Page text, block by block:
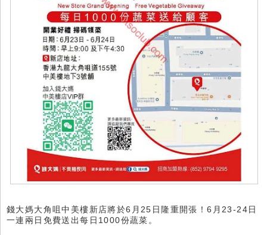
錢大媽大角咀中美樓新店將於6月25日隆重開張！6月23-24日
一連兩日免費送出每日1000份蔬菜。